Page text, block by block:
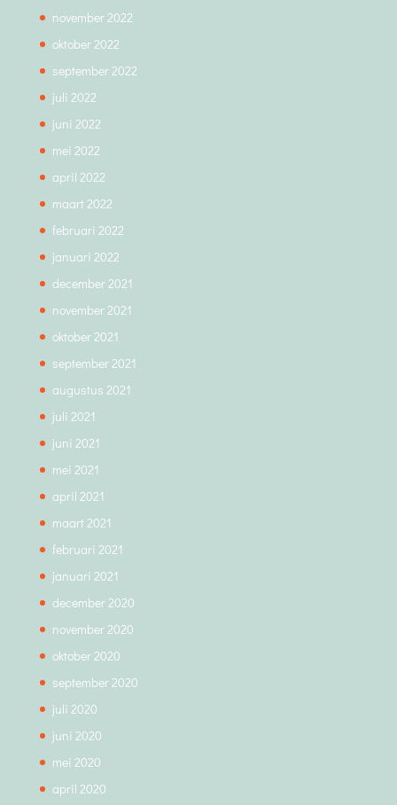
november 2022
oktober 2022
september 2022
juli 2022
juni 2022
mei 2022
april 2022
maart 2022
februari 2022
januari 2022
december 2021
november 2021
oktober 2021
september 2021
augustus 2021
juli 2021
juni 2021
mei 2021
april 2021
maart 2021
februari 2021
januari 2021
december 2020
november 2020
oktober 2020
september 2020
juli 2020
juni 2020
mei 2020
april 2020